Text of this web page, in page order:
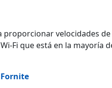
proporcionar velocidades de
Fi que está en la mayoría